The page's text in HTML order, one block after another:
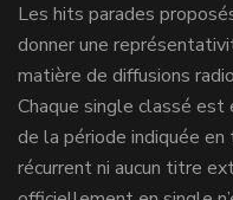
Les hits parades
donner une
matière de diffusions
Chaque single classé
de la période indiquée en
récurrent ni aucun titre